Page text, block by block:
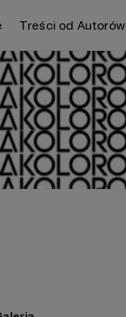
Treści od Autorów